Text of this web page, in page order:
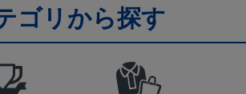
ゴリから探す